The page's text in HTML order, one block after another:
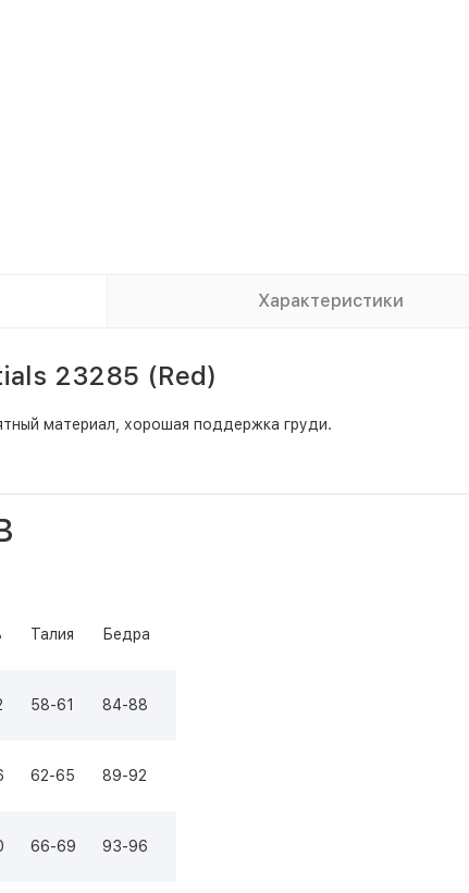
Характеристики
23285 (Red)
материал, хорошая поддержка груди.
Талия Бедра
58-61 84-88
62-65 89-92
66-69 93-96